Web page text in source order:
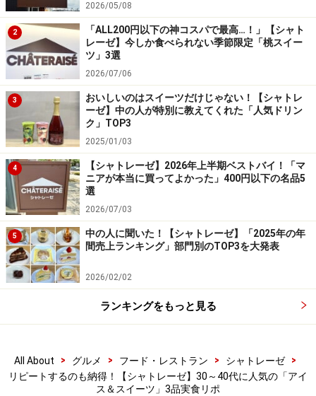
「チョコバッキー チョコ」 1本 81円／6本入 399円（税込）
最後にご紹介するのは「チョコバッキー チョコ」1本 81
円／6本入 399円（税込）。シャトレーゼのアイスの中で
も圧倒的な人気を誇る「チョコバッキー」のチョコ味
は、特に30代・40代からの支持が高いそうです。
チョコが好きな人必見！ チョコレートを存分に味わえる、
根強い人気商品です
まるで板チョコを食べているかのような、パリッと食感
す。こちらはチョコ味ですが、チョコバッキーは他にバ
す。
2026/05/08
2
「ALL200円以下の神コスパで最高…！」【シャト
レーゼ】今しか食べられない季節限定「桃スイー
ツ」3選
2026/07/06
3
おいしいのはスイーツだけじゃない！【シャトレ
ーゼ】中の人が特別に教えてくれた「人気ドリン
ク」TOP3
2025/01/03
4
【シャトレーゼ】2026年上半期ベストバイ！「マ
ニアが本当に買ってよかった」400円以下の名品5
選
2026/07/03
5
中の人に聞いた！【シャトレーゼ】「2025年の年
間売上ランキング」部門別のTOP3を大発表
2026/02/02
ランキングをもっと見る
All About > グルメ > フード・レストラン > シャトレーゼ
>
リピートするのも納得！【シャトレーゼ】30～40代に人気の「アイ
ス＆スイーツ」3品実食リポ